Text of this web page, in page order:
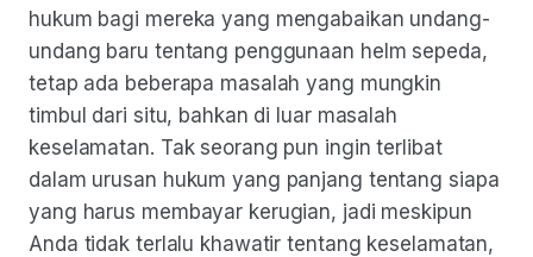
hukum bagi mereka yang mengabaikan undang-
undang baru tentang penggunaan helm sepeda,
tetap ada beberapa masalah yang mungkin
timbul dari situ, bahkan di luar masalah
keselamatan. Tak seorang pun ingin terlibat
dalam urusan hukum yang panjang tentang siapa
yang harus membayar kerugian, jadi meskipun
Anda tidak terlalu khawatir tentang keselamatan,